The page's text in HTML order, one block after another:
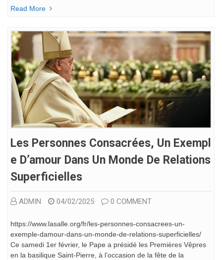
Read More
Les Personnes Consacrées, Un Exempl
E D’amour Dans Un Monde De Relations
Superficielles
ADMIN 04/02/2025 0 COMMENT
https://www.lasalle.org/fr/les-personnes-consacrees-un-
exemple-damour-dans-un-monde-de-relations-superficielles/
Ce samedi 1er février, le Pape a présidé les Premières Vêpres
en la basilique Saint-Pierre, à l’occasion de la fête de la